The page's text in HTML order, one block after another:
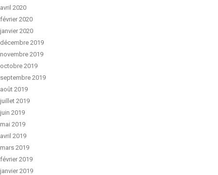
avril 2020
février 2020
janvier 2020
décembre 2019
novembre 2019
octobre 2019
septembre 2019
août 2019
juillet 2019
juin 2019
mai 2019
avril 2019
mars 2019
février 2019
janvier 2019